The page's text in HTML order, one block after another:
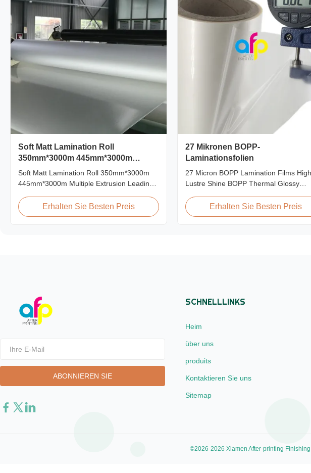
Soft Matt Lamination Roll
350mm*3000m 445mm*3000m
Mehrfach-Extrusion
Soft Matt Lamination Roll 350mm*3000m
445mm*3000m Multiple Extrusion Leading
Roll Manufacturer As a leading professional
manufacturer and supplier for glossy and
Erhalten Sie Besten Preis
27 Mikronen BOPP-
Laminationsfolien
27 Micron BOPP Lamination Films High
Lustre Shine BOPP Thermal Glossy
Lamination Film is an environmental
material which enhances the finished
Erhalten Sie Besten Preis
SCHNELLLINKS
Heim
über uns
produits
Kontaktieren Sie uns
Sitemap
©2026-2026 Xiamen After-printing